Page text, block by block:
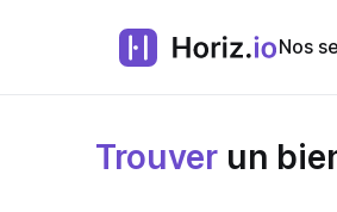
Nos
Trouver un